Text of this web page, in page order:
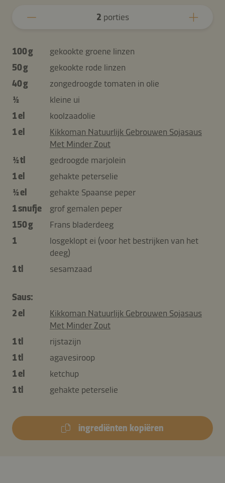
2 porties
100 g
gekookte groene linzen
50 g
gekookte rode linzen
40 g
zongedroogde tomaten in olie
½
kleine ui
1 el
koolzaadolie
1 el
Kikkoman Natuurlijk Gebrouwen Sojasaus
Met Minder Zout
½ tl
gedroogde marjolein
1 el
gehakte peterselie
½ el
gehakte Spaanse peper
1 snufje
grof gemalen peper
150 g
Frans bladerdeeg
1
losgeklopt ei (voor het bestrijken van het
deeg)
1 tl
sesamzaad
Saus:
2 el
Kikkoman Natuurlijk Gebrouwen Sojasaus
Met Minder Zout
1 tl
rijstazijn
1 tl
agavesiroop
1 el
ketchup
1 tl
gehakte peterselie
ingrediënten kopiëren